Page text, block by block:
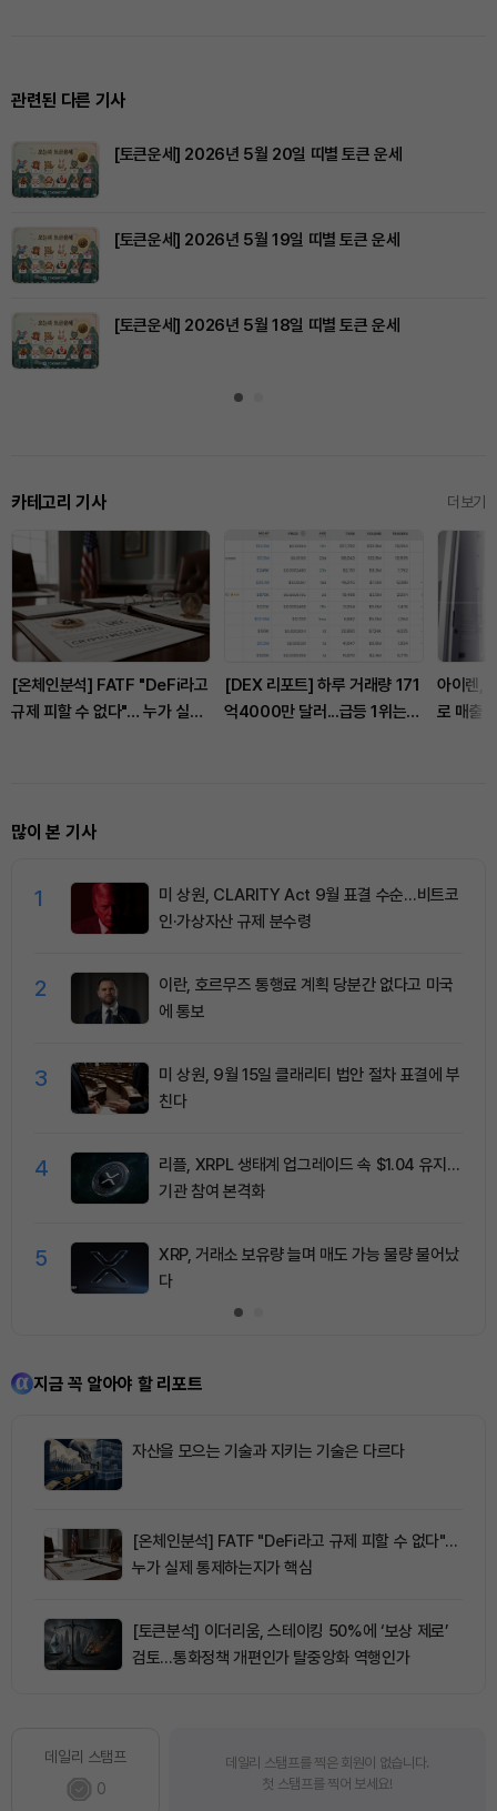
관련된 다른 기사
[토큰운세] 2026년 5월 20일 띠별 토큰 운세
[토큰운세] 2026년 5월 19일 띠별 토큰 운세
[토큰운세] 2026년 5월 18일 띠별 토큰 운세
카테고리 기사 더보기
[온체인분석] FATF "DeFi라고
규제 피할 수 없다"… 누가 실제
[DEX 리포트] 하루 거래량 171
억4000만 달러...급등 1위는
아이렌,
로 매출
많이 본 기사
1
미 상원, CLARITY Act 9월 표결 수순…비트코
인·가상자산 규제 분수령
2
이란, 호르무즈 통행료 계획 당분간 없다고 미국
에 통보
3
미 상원, 9월 15일 클래리티 법안 절차 표결에 부
친다
4
리플, XRPL 생태계 업그레이드 속 $1.04 유지…
기관 참여 본격화
5
XRP, 거래소 보유량 늘며 매도 가능 물량 불어났
다
지금 꼭 알아야 할 리포트
자산을 모으는 기술과 지키는 기술은 다르다
[온체인분석] FATF "DeFi라고 규제 피할 수 없다"…
누가 실제 통제하는지가 핵심
[토큰분석] 이더리움, 스테이킹 50%에 ‘보상 제로’
검토…통화정책 개편인가 탈중앙화 역행인가
데일리 스탬프
0
데일리 스탬프를 찍은 회원이 없습니다.
첫 스탬프를 찍어 보세요!